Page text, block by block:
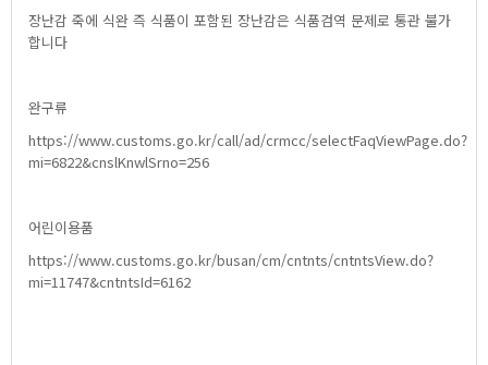
장난감죽에식완즉식품이포함된장난감은식품검역문제로통관불가
합니다
완구류
https://www.customs.go.kr/call/ad/crmcc/selectFaqViewPage.do?
mi=6822&cnslKnwlSrno=256
어린이용품
https://www.customs.go.kr/busan/cm/cntnts/cntntsView.do?
mi=11747&cntntsId=6162